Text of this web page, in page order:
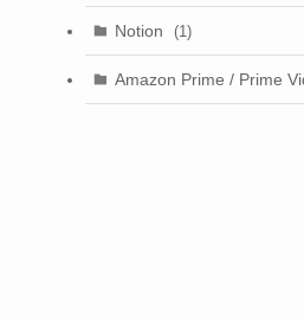
Notion (1)
Amazon Prime / Prime